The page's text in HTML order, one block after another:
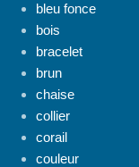
bleu fonce
bois
bracelet
brun
chaise
collier
corail
couleur